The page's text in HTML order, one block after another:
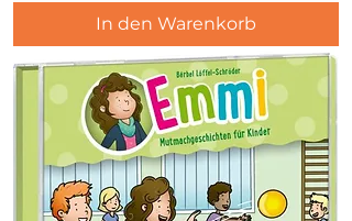
In den Warenkorb